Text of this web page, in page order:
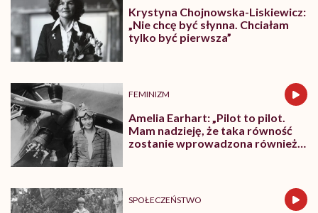
Krystyna Chojnowska-Liskiewicz:
„Nie chcę być słynna. Chciałam
tylko być pierwsza”
FEMINIZM
Amelia Earhart: „Pilot to pilot.
Mam nadzieję, że taka równość
zostanie wprowadzona również
SPOŁECZEŃSTWO